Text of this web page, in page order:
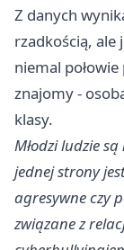
Z danych
rzadkością, ale
niemal
znajomy -
klasy.
Młodzi ludzie
jednej strony
agresywne czy
związane z